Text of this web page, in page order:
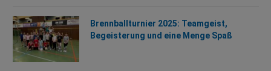
Brennballturnier 2025: Teamgeist,
Begeisterung und eine Menge Spaß